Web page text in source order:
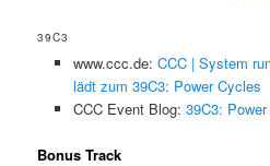
39C3
www.ccc.de: CCC | System
lädt zum 39C3: Power Cycles
CCC Event Blog: 39C3:
Bonus Track